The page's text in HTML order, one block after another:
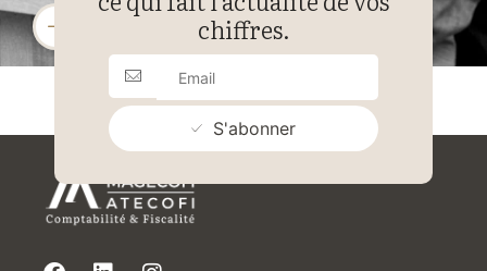
Retour vers nos services
chiffres.
S'abonner